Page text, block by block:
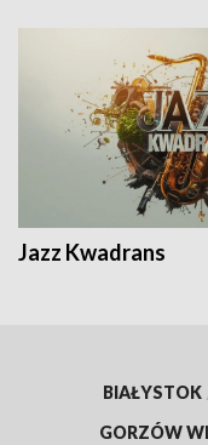
Jazz Kwadrans
BIAŁYSTOK
GORZÓW